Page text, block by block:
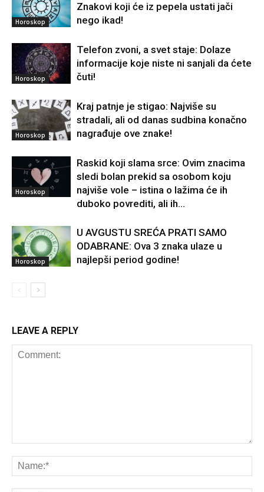
Horoskop
Znakovi koji će iz pepela ustati jači
nego ikad!
Horoskop
Telefon zvoni, a svet staje: Dolaze
informacije koje niste ni sanjali da ćete
čuti!
Horoskop
Kraj patnje je stigao: Najviše su
stradali, ali od danas sudbina konačno
nagrađuje ove znake!
Horoskop
Raskid koji slama srce: Ovim znacima
sledi bolan prekid sa osobom koju
najviše vole – istina o lažima će ih
duboko povrediti, ali ih...
Horoskop
U AVGUSTU SREĆA PRATI SAMO
ODABRANE: Ova 3 znaka ulaze u
najlepši period godine!
LEAVE A REPLY